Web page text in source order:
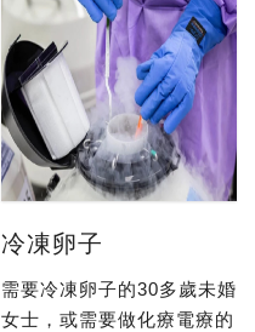
冷凍卵子
需要冷凍卵子的30多歲未婚
女士，或需要做化療電療的